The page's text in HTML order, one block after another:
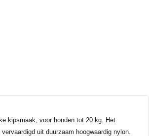
kipsmaak, voor honden tot 20 kg. Het
uit duurzaam hoogwaardig nylon.